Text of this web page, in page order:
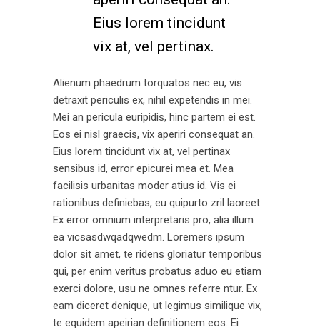
Eius lorem tincidunt
vix at, vel pertinax.
Alienum phaedrum torquatos nec eu, vis
detraxit periculis ex, nihil expetendis in mei.
Mei an pericula euripidis, hinc partem ei est.
Eos ei nisl graecis, vix aperiri consequat an.
Eius lorem tincidunt vix at, vel pertinax
sensibus id, error epicurei mea et. Mea
facilisis urbanitas moder atius id. Vis ei
rationibus definiebas, eu quipurto zril laoreet.
Ex error omnium interpretaris pro, alia illum
ea vicsasdwqadqwedm. Loremers ipsum
dolor sit amet, te ridens gloriatur temporibus
qui, per enim veritus probatus aduo eu etiam
exerci dolore, usu ne omnes referre ntur. Ex
eam diceret denique, ut legimus similique vix,
te equidem apeirian definitionem eos. Ei